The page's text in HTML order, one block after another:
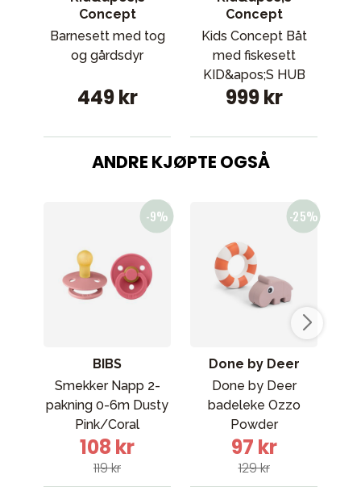
Concept
Barnesett med tog
og gårdsdyr
449 kr
Concept
Kids Concept Båt
med fiskesett
KID&apos;S HUB
999 kr
ANDRE KJØPTE OGSÅ
BIBS
Smekker Napp 2-
pakning 0-6m Dusty
Pink/Coral
108 kr
119 kr
Done by Deer
Done by Deer
badeleke Ozzo
Powder
97 kr
129 kr